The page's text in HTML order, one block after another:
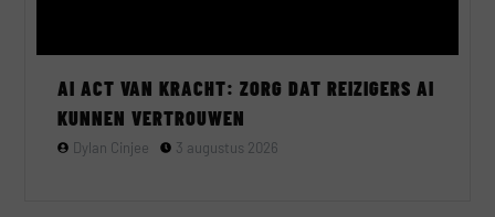
AI ACT VAN KRACHT: ZORG DAT REIZIGERS AI
KUNNEN VERTROUWEN
Dylan Cinjee 3 augustus 2026